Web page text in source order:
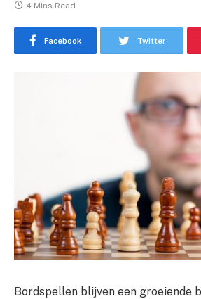
4 Mins Read
Facebook Twitter
Bordspellen blijven een groeiende